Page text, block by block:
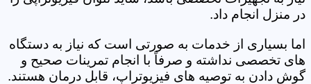
در منزل انجام داد.
اما بسیاری از خدمات به صورتی است که نیاز به دستگاه
های تخصصی نداشته و صرفاً با انجام تمرینات صحیح و
گوش دادن به توصیه های فیزیوتراپ، قابل درمان هستند.